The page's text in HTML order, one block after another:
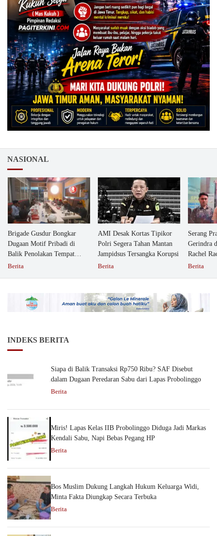
NASIONAL
Brigade Gusdur Bongkar
Dugaan Motif Pribadi di
Balik Penolakan Tempat
Ibadah GKJW Bangil
Berita
AMI Desak Kortas Tipikor
Polri Segera Tahan Mantan
Jampidsus Tersangka Korupsi
Berita
Serang
Gerindra
Rachel
Berita
INDEKS BERITA
Siapa di Balik Transaksi Rp750 Ribu? SAF Disebut
dalam Dugaan Peredaran Sabu dari Lapas Probolinggo
Berita
Miris! Lapas Kelas IIB Probolinggo Diduga Jadi Markas
Kendali Sabu, Napi Bebas Pegang HP
Berita
Bos Muslim Dukung Langkah Hukum Keluarga Widi,
Minta Fakta Diungkap Secara Terbuka
Berita